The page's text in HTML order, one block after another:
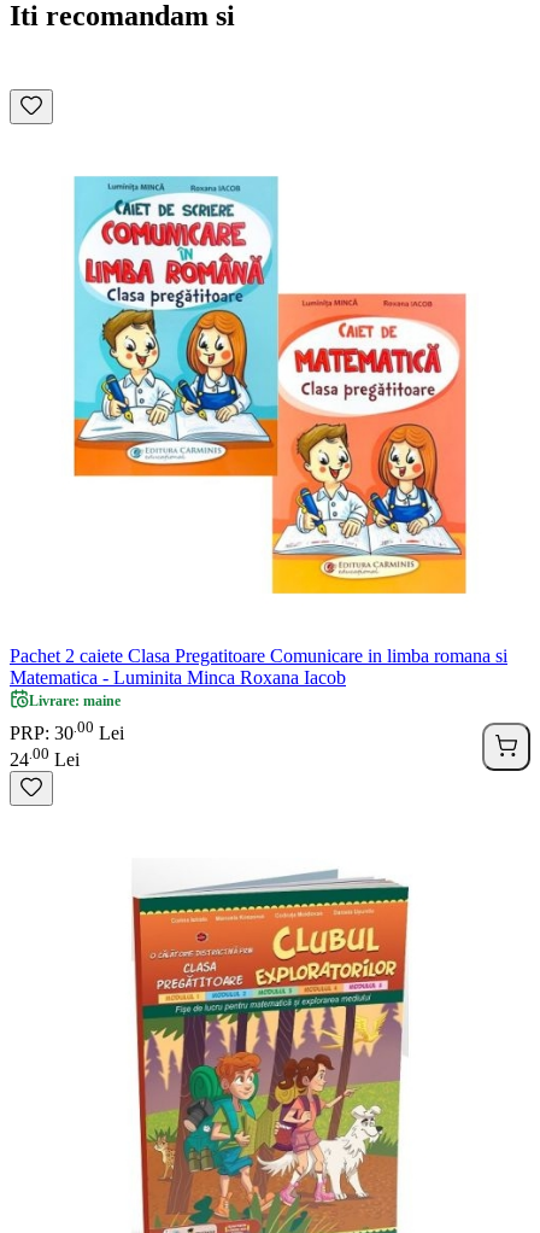
Iti recomandam si
Pachet 2 caiete Clasa Pregatitoare Comunicare in limba romana si
Matematica - Luminita Minca Roxana Iacob
Livrare: maine
PRP: 30 00 Lei
24 00 Lei